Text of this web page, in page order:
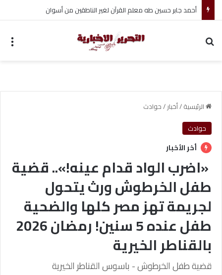
أحمد جابر حسين طه معلم القرآن لغير الناطقين من أسوان
الرئيسية/أخبار/حوادث
حوادث
أخر الأخبار
«اضرب الواد قدام عينه!».. قضية
طفل الخرطوش ورث يتحول
لجريمة تهز مصر كلها والضحية
طفل عنده 5 سنين! رمضان 2026
بالقناطر الخيرية
قضية طفل الخرطوش - باسوس القناطر الخيرية